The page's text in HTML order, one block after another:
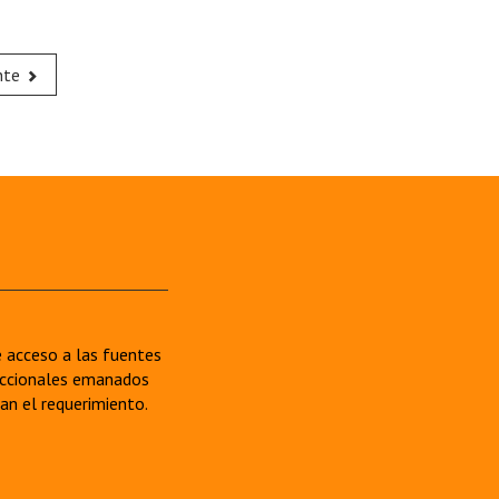
acceso a las fuentes
emanados
el requerimiento.